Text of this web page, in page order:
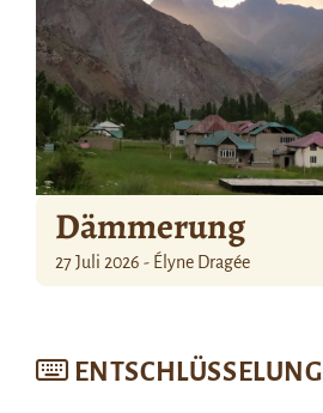
Dämmerung
27 Juli 2026 - Élyne Dragée
ENTSCHLÜSSELUNG